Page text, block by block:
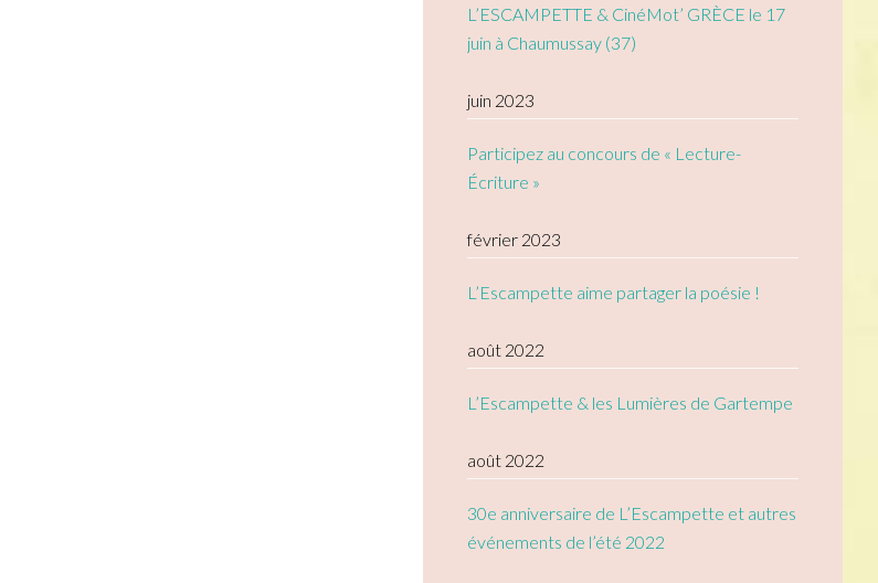
L’ESCAMPETTE & CinéMot’ GRÈCE le 17
juin à Chaumussay (37)
juin 2023
Participez au concours de « Lecture-
Écriture »
février 2023
L’Escampette aime partager la poésie !
août 2022
L’Escampette & les Lumières de Gartempe
août 2022
30e anniversaire de L’Escampette et autres
événements de l’été 2022